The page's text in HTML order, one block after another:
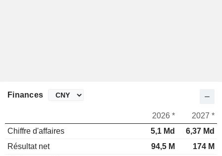
Finances
2026 *
2027 *
Chiffre d'affaires
5,1 Md
6,37 Md
Résultat net
94,5 M
174 M